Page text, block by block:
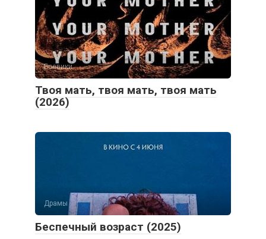
Боевики
Твоя мать, твоя мать, твоя мать
(2026)
Драмы
Беспечный возраст (2025)